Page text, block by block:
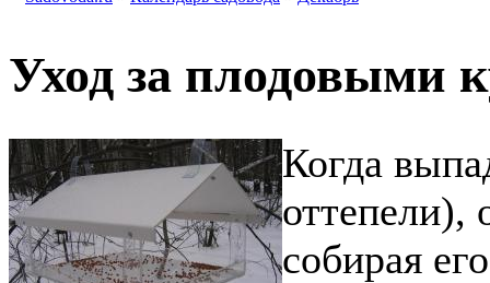
Уход за плодовыми
Когда
оттепели),
собирая